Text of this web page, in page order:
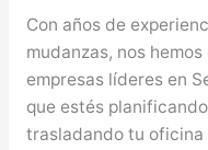
Con años de
mudanzas, nos
empresas líderes en
que estés
trasladando tu